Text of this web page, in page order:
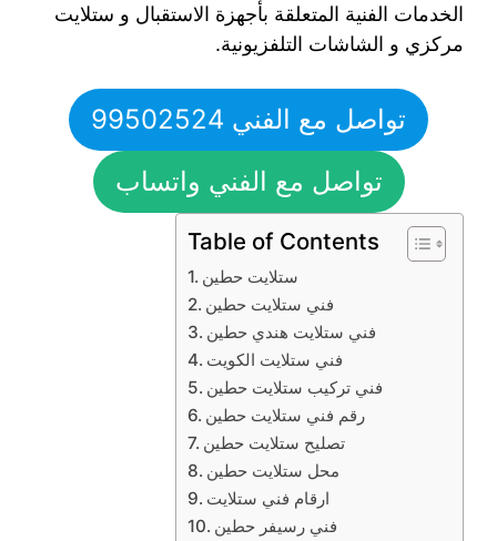
الخدمات الفنية المتعلقة بأجهزة الاستقبال و ستلايت
مركزي و الشاشات التلفزيونية.
تواصل مع الفني 99502524
تواصل مع الفني واتساب
Table of Contents
ستلايت حطين
فني ستلايت حطين
فني ستلايت هندي حطين
فني ستلايت الكويت
فني تركيب ستلايت حطين
رقم فني ستلايت حطين
تصليح ستلايت حطين
محل ستلايت حطين
ارقام فني ستلايت
فني رسيفر حطين